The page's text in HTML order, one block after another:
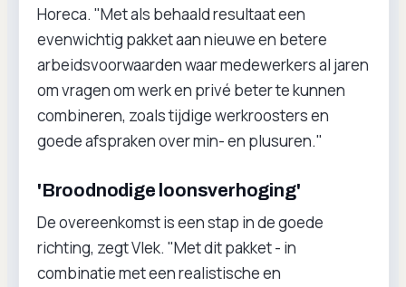
Horeca. "Met als behaald resultaat een
evenwichtig pakket aan nieuwe en betere
arbeidsvoorwaarden waar medewerkers al jaren
om vragen om werk en privé beter te kunnen
combineren, zoals tijdige werkroosters en
goede afspraken over min- en plusuren."
'Broodnodige loonsverhoging'
De overeenkomst is een stap in de goede
richting, zegt Vlek. "Met dit pakket - in
combinatie met een realistische en